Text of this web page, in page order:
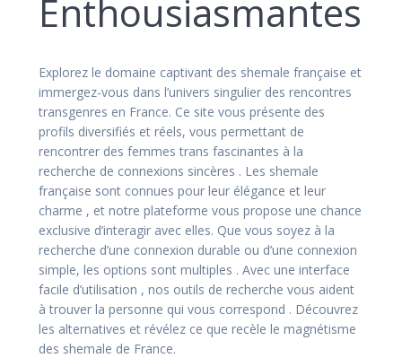
Enthousiasmantes
Explorez le domaine captivant des shemale française et
immergez-vous dans l’univers singulier des rencontres
transgenres en France. Ce site vous présente des
profils diversifiés et réels, vous permettant de
rencontrer des femmes trans fascinantes à la
recherche de connexions sincères . Les shemale
française sont connues pour leur élégance et leur
charme , et notre plateforme vous propose une chance
exclusive d’interagir avec elles. Que vous soyez à la
recherche d’une connexion durable ou d’une connexion
simple, les options sont multiples . Avec une interface
facile d’utilisation , nos outils de recherche vous aident
à trouver la personne qui vous correspond . Découvrez
les alternatives et révélez ce que recèle le magnétisme
des shemale de France.